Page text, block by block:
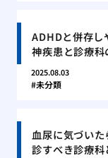
ADHDと併存し
神疾患と診療科
2025.08.03
未分類
血尿に気づい
診すべき診療科